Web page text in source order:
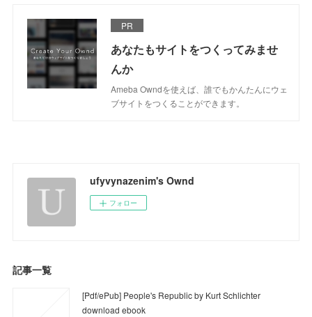
PR
あなたもサイトをつくってみませ
んか
Ameba Owndを使えば、誰でもかんたんにウェ
ブサイトをつくることができます。
ufyvynazenim's Ownd
フォロー
記事一覧
[Pdf/ePub] People's Republic by Kurt Schlichter
download ebook